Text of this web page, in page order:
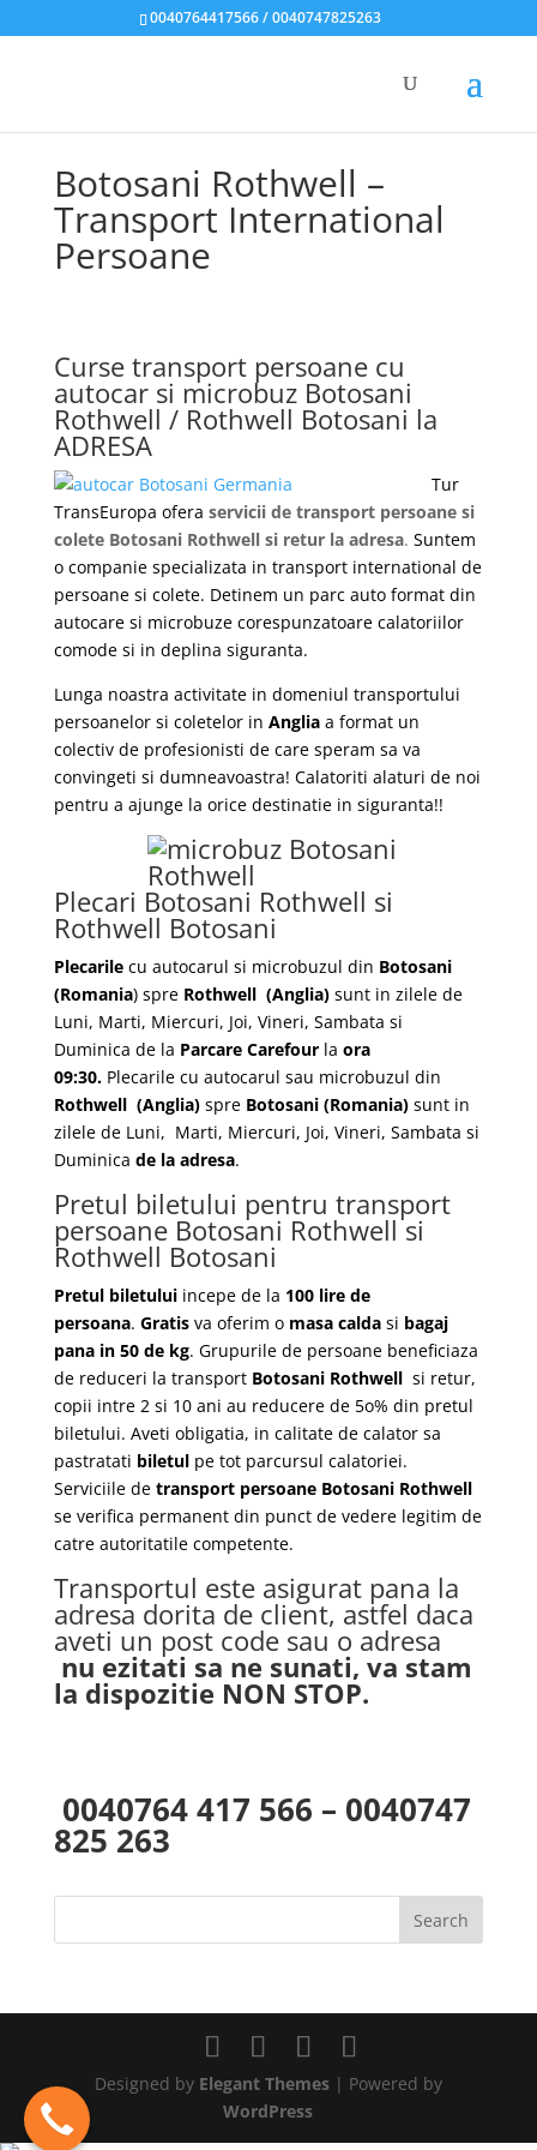
0040764417566 / 0040747825263
Botosani Rothwell –
Transport International
Persoane
Curse transport persoane cu
autocar si microbuz Botosani
Rothwell / Rothwell Botosani la
ADRESA
Tur
TransEuropa ofera servicii de transport persoane si
colete Botosani Rothwell si retur la adresa. Suntem
o companie specializata in transport international de
persoane si colete. Detinem un parc auto format din
autocare si microbuze corespunzatoare calatoriilor
comode si in deplina siguranta.
Lunga noastra activitate in domeniul transportului
persoanelor si coletelor in Angliaa format un
colectiv de profesionisti de care speram sa va
convingeti si dumneavoastra! Calatoriti alaturi de noi
pentru a ajunge la orice destinatie in siguranta!!
Plecari Botosani Rothwell si
Rothwell Botosani
Plecarilecu autocarul si microbuzul din Botosani
(Romania) spre Rothwell (Anglia)sunt in zilele de
Luni, Marti, Miercuri, Joi, Vineri, Sambata si
Duminica de la Parcare Carefourla ora
09:30.Plecarile cu autocarul sau microbuzul din
Rothwell (Anglia)spre Botosani (Romania)sunt in
zilele de Luni, Marti, Miercuri, Joi, Vineri, Sambata si
Duminica de la adresa.
Pretul biletului pentru transport
persoane Botosani Rothwell si
Rothwell Botosani
Pretul biletuluiincepe de la 100 lire de
persoana. Gratisva oferim o masa caldasi bagaj
pana in 50 de kg. Grupurile de persoane beneficiaza
de reduceri la transport Botosani Rothwell si retur,
copii intre 2 si 10 ani au reducere de 5o% din pretul
biletului. Aveti obligatia, in calitate de calator sa
pastratati biletulpe tot parcursul calatoriei.
Serviciile de transport persoane Botosani Rothwell
se verifica permanent din punct de vedere legitim de
catre autoritatile competente.
Transportul este asigurat pana la
adresa dorita de client, astfel daca
aveti un post code sau o adresa
nu ezitati sa ne sunati, va stam
la dispozitie NON STOP.
0040764 417 566 – 0040747
825 263
Designed by Elegant Themes| Powered by
WordPress